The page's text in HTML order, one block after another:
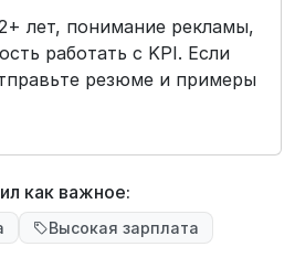
лет, понимание рекламы,
работать с KPI. Если
резюме и примеры
как важное:
Высокая зарплата